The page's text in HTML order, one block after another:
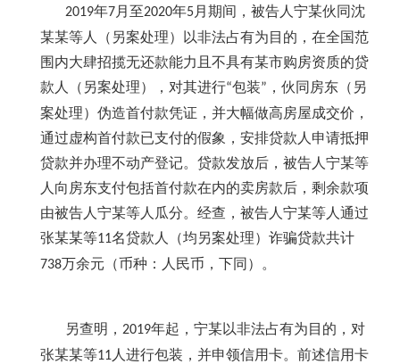
2019年7月至2020年5月期间，被告人宁某伙同沈
某某等人（另案处理）以非法占有为目的，在全国范
围内大肆招揽无还款能力且不具有某市购房资质的贷
款人（另案处理），对其进行“包装” ，伙同房东（另
案处理）伪造首付款凭证，并大幅做高房屋成交价，
通过虚构首付款已支付的假象，安排贷款人申请抵押
贷款并办理不动产登记。贷款发放后，被告人宁某等
人向房东支付包括首付款在内的卖房款后，剩余款项
由被告人宁某等人瓜分。经查，被告人宁某等人通过
张某某等11名贷款人（均另案处理）诈骗贷款共计
738万余元（币种：人民币，下同）。
另查明， 2019年起，宁某以非法占有为目的，对
张某某等11 人进行包装，并申领信用卡。前述信用卡